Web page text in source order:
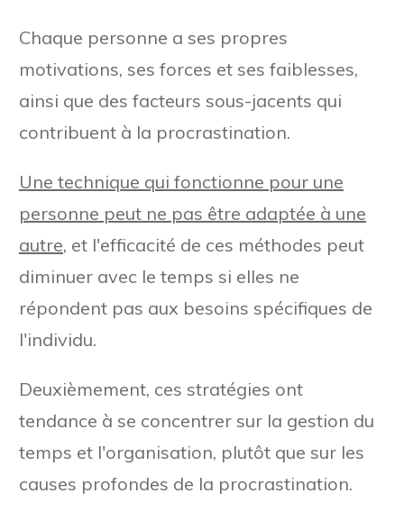
Chaque personne a ses propres
motivations, ses forces et ses faiblesses,
ainsi que des facteurs sous-jacents qui
contribuent à la procrastination.
Une technique qui fonctionne pour une
personne peut ne pas être adaptée à une
autre, et l'efficacité de ces méthodes peut
diminuer avec le temps si elles ne
répondent pas aux besoins spécifiques de
l'individu.
Deuxièmement, ces stratégies ont
tendance à se concentrer sur la gestion du
temps et l'organisation, plutôt que sur les
causes profondes de la procrastination.